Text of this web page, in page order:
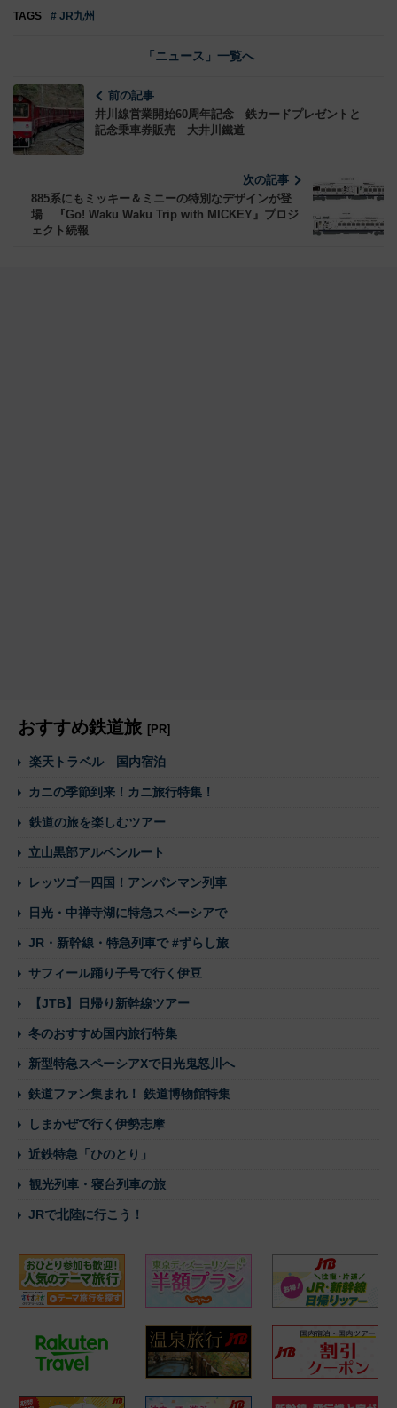
TAGS # JR九州
「ニュース」一覧へ
前の記事
井川線営業開始60周年記念 鉄カードプレゼントと
記念乗車券販売 大井川鐵道
次の記事
885系にもミッキー＆ミニーの特別なデザインが登
場 『Go! Waku Waku Trip with MICKEY』プロジ
ェクト続報
おすすめ鉄道旅 [PR]
楽天トラベル 国内宿泊
カニの季節到来！カニ旅行特集！
鉄道の旅を楽しむツアー
立山黒部アルペンルート
レッツゴー四国！アンパンマン列車
日光・中禅寺湖に特急スペーシアで
JR・新幹線・特急列車で #ずらし旅
サフィール踊り子号で行く伊豆
【JTB】日帰り新幹線ツアー
冬のおすすめ国内旅行特集
新型特急スペーシアXで日光鬼怒川へ
鉄道ファン集まれ！ 鉄道博物館特集
しまかぜで行く伊勢志摩
近鉄特急「ひのとり」
観光列車・寝台列車の旅
JRで北陸に行こう！